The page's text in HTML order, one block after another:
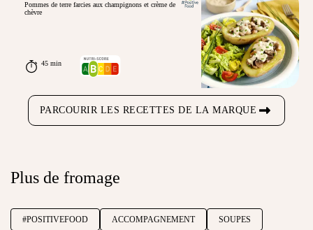
Pommes de terre farcies aux champignons et crème de
chèvre
45 min
PARCOURIR LES RECETTES DE LA MARQUE
Plus de fromage
#POSITIVEFOOD ACCOMPAGNEMENT SOUPES